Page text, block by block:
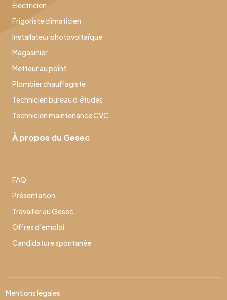
Électricien
Frigoriste climaticien
Installateur photovoltaïque
Magasinier
Metteur au point
Plombier chauffagiste
Technicien bureau d’études
Technicien maintenance CVC
À propos du Gesec
FAQ
Présentation
Travailler au Gesec
Offres d’emploi
Candidature spontanée
Mentions légales